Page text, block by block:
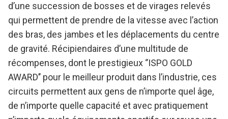
d’une succession de bosses et de virages relevés
qui permettent de prendre de la vitesse avec l’action
des bras, des jambes et les déplacements du centre
de gravité. Récipiendaires d’une multitude de
récompenses, dont le prestigieux ‘’ISPO GOLD
AWARD’’ pour le meilleur produit dans l’industrie, ces
circuits permettent aux gens de n’importe quel âge,
de n’importe quelle capacité et avec pratiquement